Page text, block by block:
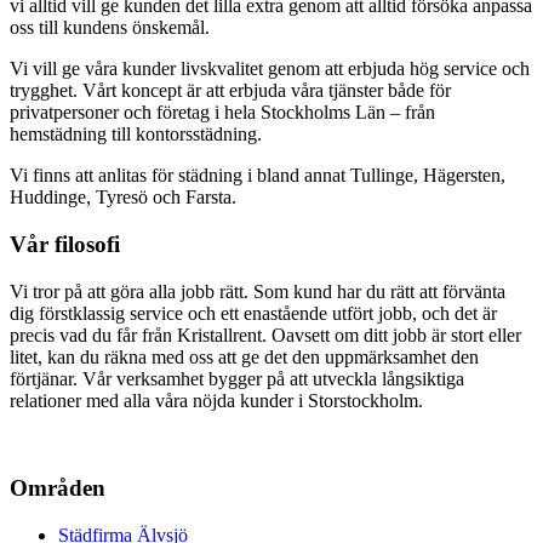
vi alltid vill ge kunden det lilla extra genom att alltid försöka anpassa
oss till kundens önskemål.
Vi vill ge våra kunder livskvalitet genom att erbjuda hög service och
trygghet. Vårt koncept är att erbjuda våra tjänster både för
privatpersoner och företag i hela Stockholms Län – från
hemstädning till kontorsstädning.
Vi finns att anlitas för städning i bland annat Tullinge, Hägersten,
Huddinge, Tyresö och Farsta.
Vår filosofi
Vi tror på att göra alla jobb rätt. Som kund har du rätt att förvänta
dig förstklassig service och ett enastående utfört jobb, och det är
precis vad du får från Kristallrent. Oavsett om ditt jobb är stort eller
litet, kan du räkna med oss att ge det den uppmärksamhet den
förtjänar. Vår verksamhet bygger på att utveckla långsiktiga
relationer med alla våra nöjda kunder i Storstockholm.
Områden
Städfirma Älvsjö